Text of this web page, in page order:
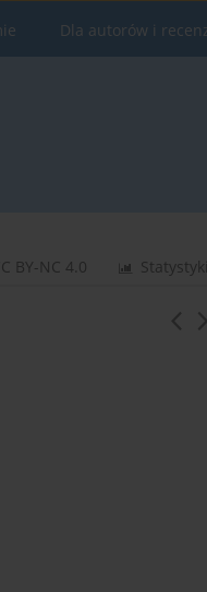
Dla autorów i
Statystyki
BY-NC 4.0